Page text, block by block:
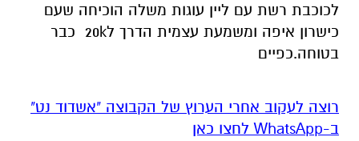
לכוכבת רשת עם ליין עוגות משלה הוכיחה שעם
כישרון איפה ומשמעת עצמית הדרך ל20k כבר
בטוחה.כפיים
רוצה לעקוב אחרי הערוץ של הקבוצה "אשדוד נט"
ב-WhatsApp לחצו כאן